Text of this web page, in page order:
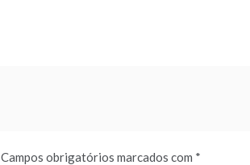
Campos obrigatórios marcados com *